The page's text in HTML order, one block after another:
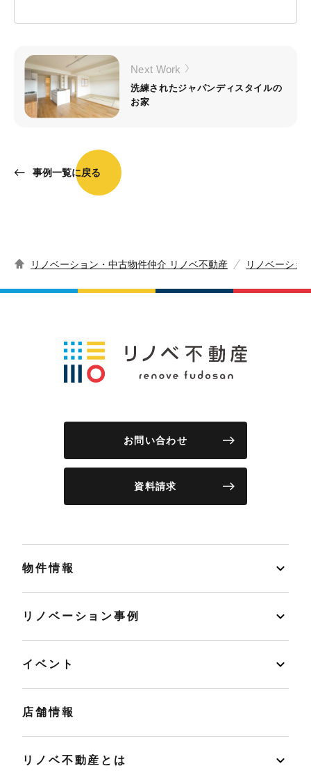
事例一覧に戻る
Next Work
洗練されたジャパンディスタイルの
お家
リノベーション・中古物件仲介 リノベ不動産 リノベーショ
お問い合わせ
資料請求
物件情報
リノベーション事例
イベント
店舗情報
リノベ不動産とは